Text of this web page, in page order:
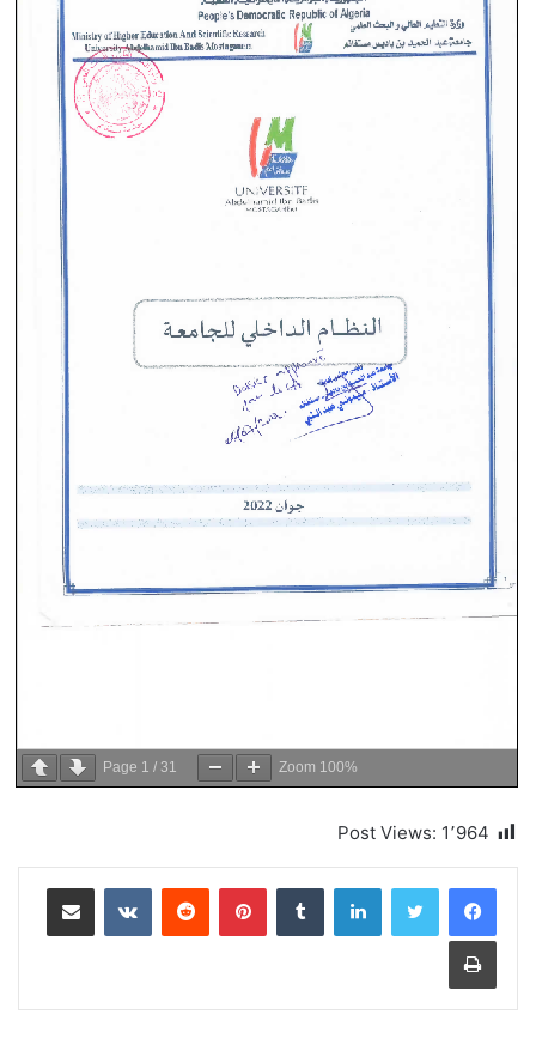
Page 1 / 31 Zoom 100%
Post Views: 1٬964
لينكدإن بينتيريست مشاركة عبر البريد
طباعة